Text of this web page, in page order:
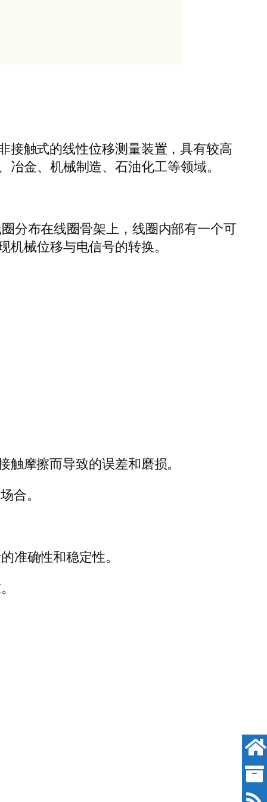
接触式的线性位移测量装置，具有较高
金、机械制造、石油化工等领域。
分布在线圈骨架上，线圈内部有一个可
械位移与电信号的转换。
摩擦而导致的误差和磨损。
合。
准确性和稳定性。